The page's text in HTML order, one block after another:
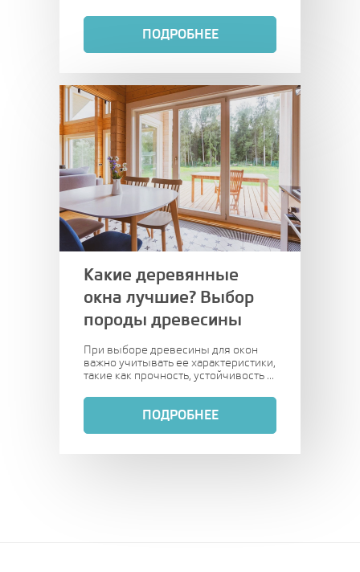
ПОДРОБНЕЕ
Какие деревянные
окна лучшие? Выбор
породы древесины
При выборе древесины для окон
важно учитывать ее характеристики,
такие как прочность, устойчивость ...
ПОДРОБНЕЕ